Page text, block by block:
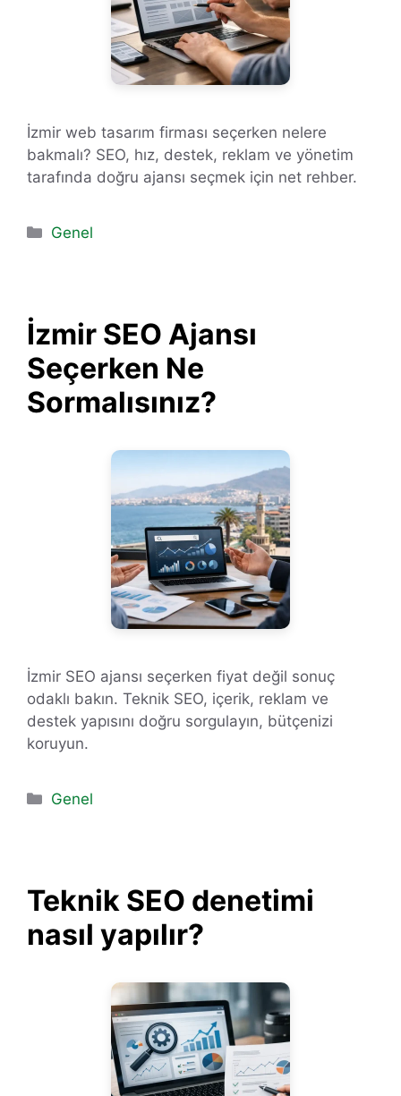
İzmir web tasarım firması seçerken nelere
bakmalı? SEO, hız, destek, reklam ve yönetim
tarafında doğru ajansı seçmek için net rehber.
Kategoriler
Genel
İzmir SEO Ajansı
Seçerken Ne
Sormalısınız?
İzmir SEO ajansı seçerken fiyat değil sonuç
odaklı bakın. Teknik SEO, içerik, reklam ve
destek yapısını doğru sorgulayın, bütçenizi
koruyun.
Kategoriler
Genel
Teknik SEO denetimi
nasıl yapılır?